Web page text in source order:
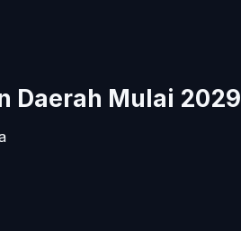
Daerah Mulai 2029